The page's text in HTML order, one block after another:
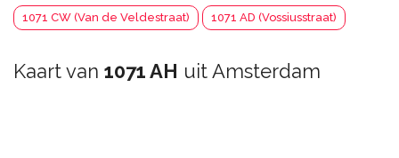
1071 CW (Van de Veldestraat) 1071 AD (Vossiusstraat)
Kaart van 1071 AH uit Amsterdam